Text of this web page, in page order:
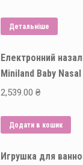
Детальніше
Електронний
Miniland Baby
2,539.00 ₴
Додати в кошик
Игрушка для